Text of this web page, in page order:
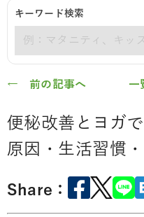
キーワード検索
← 前の記事へ 一
便秘改善とヨガ
原因・生活習慣
Share：